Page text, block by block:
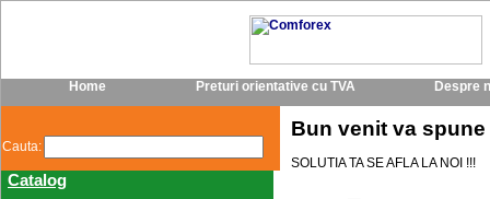
Home Preturi orientative cu TVA Despre
Cauta:
Catalog
Bun venit va spune
SOLUTIA TA SE AFLA LA NOI !!!